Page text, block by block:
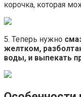
корочка, которая
5. Теперь нужно
желтком,
воды, и выпекать